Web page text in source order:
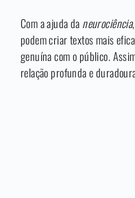
Com a ajuda da neurociência
podem criar textos mais
genuína com o público.
relação profunda e